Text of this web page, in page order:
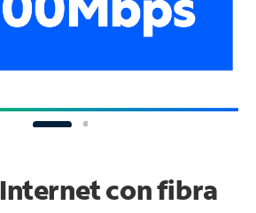
Internet con fibra